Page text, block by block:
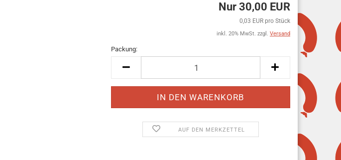
Nur 30,00 EUR
0,03 EUR pro Stück
inkl. 20% MwSt. zzgl. Versand
Packung:
Packung
AUF DEN MERKZETTEL